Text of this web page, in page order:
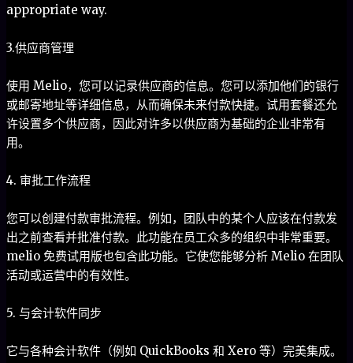
appropriate way.
3.供应商管理
使用 Melio，您可以记录供应商的信息。您可以添加他们的银行
或邮寄地址等详细信息，从而确保未来付款快捷。试用套餐还允
许设置多个供应商，因此对许多以供应商为基础的企业非常有
用。
4. 审批工作流程
您可以创建付款审批流程。例如，团队中的某个人应该在付款发
出之前查看并批准付款。此功能在员工众多的组织中非常重要。
melio 免费试用版也包含此功能。它使您能够分析 Melio 在团队
活动或运营中的有效性。
5. 与会计软件同步
它与各种会计软件（例如 QuickBooks 和 Xero 等）完美集成。